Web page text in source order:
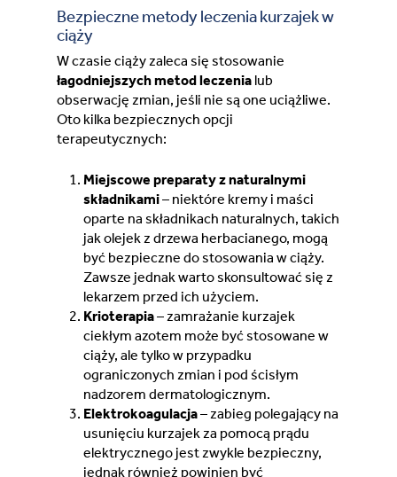
Bezpieczne metody leczenia kurzajek w
ciąży
W czasie ciąży zaleca się stosowanie
łagodniejszych metod leczenia lub
obserwację zmian, jeśli nie są one uciążliwe.
Oto kilka bezpiecznych opcji
terapeutycznych:
Miejscowe preparaty z naturalnymi
składnikami– niektóre kremy i maści
oparte na składnikach naturalnych, takich
jak olejek z drzewa herbacianego, mogą
być bezpieczne do stosowania w ciąży.
Zawsze jednak warto skonsultować się z
lekarzem przed ich użyciem.
Krioterapia– zamrażanie kurzajek
ciekłym azotem może być stosowane w
ciąży, ale tylko w przypadku
ograniczonych zmian i pod ścisłym
nadzorem dermatologicznym.
Elektrokoagulacja– zabieg polegający na
usunięciu kurzajek za pomocą prądu
elektrycznego jest zwykle bezpieczny,
jednak również powinien być